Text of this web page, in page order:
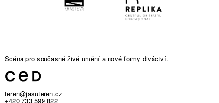
Scéna pro současné živé umění a nové formy diváctví.
teren@jasuteren.cz
+420 733 599 822